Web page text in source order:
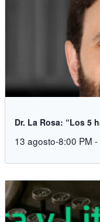
Dr. La Rosa: “Los 5
13 agosto-8:00 PM -